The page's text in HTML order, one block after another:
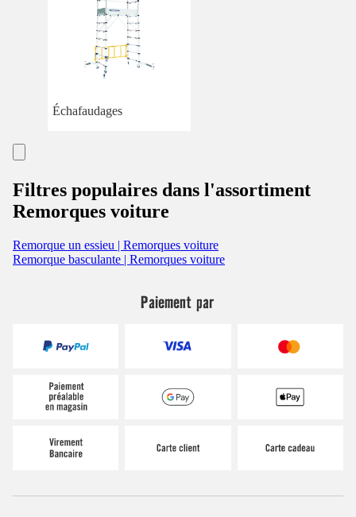
Échafaudages
Filtres populaires dans l'assortiment
Remorques voiture
Remorque un essieu | Remorques voiture
Remorque basculante | Remorques voiture
Paiement par